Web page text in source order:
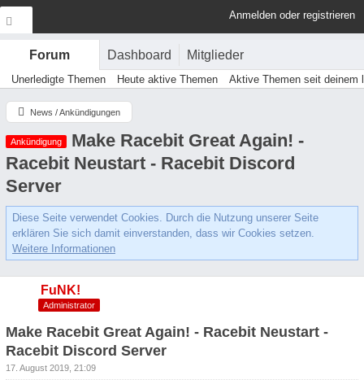
Anmelden oder registrieren
Forum Dashboard Mitglieder
Unerledigte Themen Heute aktive Themen Aktive Themen seit deinem
News / Ankündigungen
Ankündigung
Make Racebit Great Again! -
Racebit Neustart - Racebit Discord
Server
Diese Seite verwendet Cookies. Durch die Nutzung unserer Seite
erklären Sie sich damit einverstanden, dass wir Cookies setzen.
Weitere Informationen
FuNK!
Administrator
Make Racebit Great Again! - Racebit Neustart -
Racebit Discord Server
17. August 2019, 21:09